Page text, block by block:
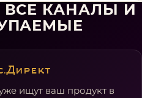
КАНАЛЫ И
ищут ваш продукт в